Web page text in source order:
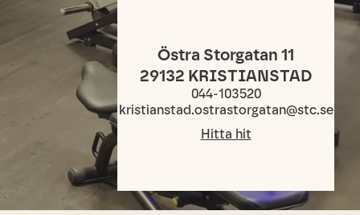
Östra Storgatan 11
29132 KRISTIANSTAD
044-103520
kristianstad.ostrastorgatan@stc.se
Hitta hit